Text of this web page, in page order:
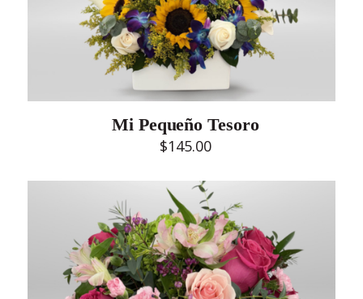
Mi Pequeño Tesoro
$145.00